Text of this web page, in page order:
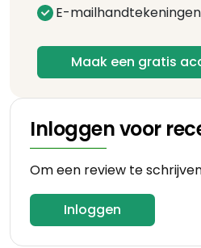
E-
Maak een gratis
Inloggen voor
Om een review te
Inloggen